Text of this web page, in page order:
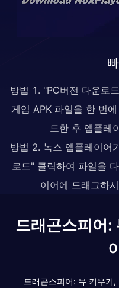
방법 1. "PC버전 다운로
게임 APK 파일을 한 번
드한 후 앱플레
방법 2. 녹스 앱플레이어
로드" 클릭하여 파일을
이어에 드래그하
드래곤스피어:
드래곤스피어: 뮤 키우기